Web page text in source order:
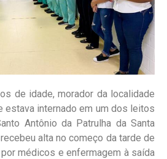
de idade, morador da localidade
estava internado em um dos leitos
Antônio da Patrulha da Santa
alta no começo da tarde de
médicos e enfermagem à saída